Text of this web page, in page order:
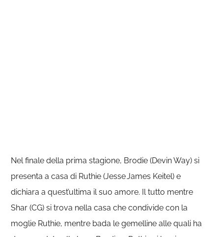
Nel finale della prima stagione, Brodie (Devin Way) si
presenta a casa di Ruthie (Jesse James Keitel) e
dichiara a quest’ultima il suo amore. Il tutto mentre
Shar (CG) si trova nella casa che condivide con la
moglie Ruthie, mentre bada le gemelline alle quali ha